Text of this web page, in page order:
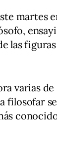
martes
las
varias de
filosofar